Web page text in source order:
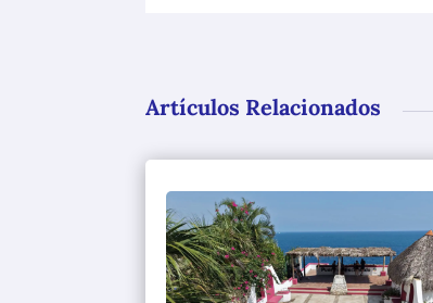
Artículos Relacionados